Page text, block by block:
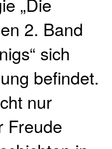
2. Band
sich
befindet.
nur
Freude